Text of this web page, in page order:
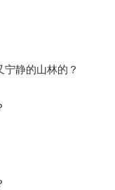
静的山林的？